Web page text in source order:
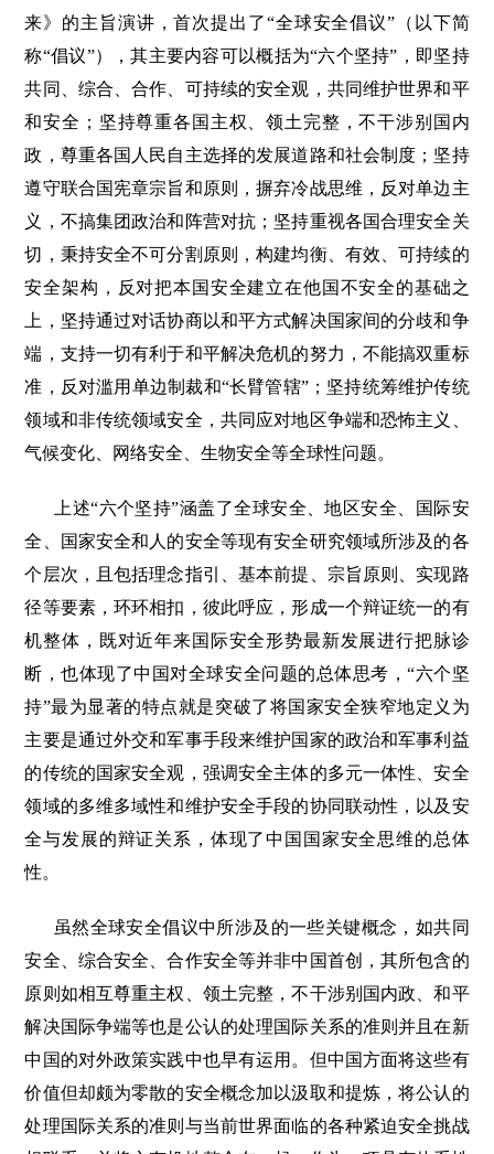
来》的主旨演讲，首次提出了“全球安全倡议”（以下简
称“倡议”），其主要内容可以概括为“六个坚持”，即坚持
共同、综合、合作、可持续的安全观，共同维护世界和平
和安全；坚持尊重各国主权、领土完整，不干涉别国内
政，尊重各国人民自主选择的发展道路和社会制度；坚持
遵守联合国宪章宗旨和原则，摒弃冷战思维，反对单边主
义，不搞集团政治和阵营对抗；坚持重视各国合理安全关
切，秉持安全不可分割原则，构建均衡、有效、可持续的
安全架构，反对把本国安全建立在他国不安全的基础之
上，坚持通过对话协商以和平方式解决国家间的分歧和争
端，支持一切有利于和平解决危机的努力，不能搞双重标
准，反对滥用单边制裁和“长臂管辖”；坚持统筹维护传统
领域和非传统领域安全，共同应对地区争端和恐怖主义、
气候变化、网络安全、生物安全等全球性问题。
上述“六个坚持”涵盖了全球安全、地区安全、国际安
全、国家安全和人的安全等现有安全研究领域所涉及的各
个层次，且包括理念指引、基本前提、宗旨原则、实现路
径等要素，环环相扣，彼此呼应，形成一个辩证统一的有
机整体，既对近年来国际安全形势最新发展进行把脉诊
断，也体现了中国对全球安全问题的总体思考，“六个坚
持”最为显著的特点就是突破了将国家安全狭窄地定义为
主要是通过外交和军事手段来维护国家的政治和军事利益
的传统的国家安全观，强调安全主体的多元一体性、安全
领域的多维多域性和维护安全手段的协同联动性，以及安
全与发展的辩证关系，体现了中国国家安全思维的总体
性。
虽然全球安全倡议中所涉及的一些关键概念，如共同
安全、综合安全、合作安全等并非中国首创，其所包含的
原则如相互尊重主权、领土完整，不干涉别国内政、和平
解决国际争端等也是公认的处理国际关系的准则并且在新
中国的对外政策实践中也早有运用。但中国方面将这些有
价值但却颇为零散的安全概念加以汲取和提炼，将公认的
处理国际关系的准则与当前世界面临的各种紧迫安全挑战